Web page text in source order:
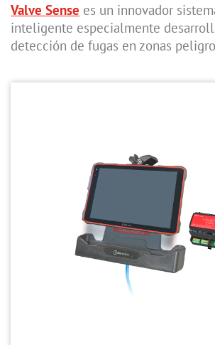
Valve Sense es un innovador
inteligente especialmente
detección de fugas en zonas